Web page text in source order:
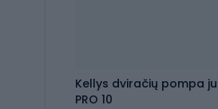
Kellys dviračių pompa
PRO 10